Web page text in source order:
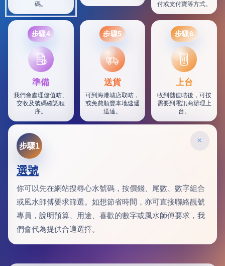
碼。
付或支付寶等方式。
步驟4
準備
我們會處理儲值咭、
交收及號碼確認程
序。
步驟5
SF
送貨
可到海港城店取咭，
或免費順豐本地速遞
送達。
步驟6
上台
收到儲值咭後，可按
需要到電訊商辦理上
台。
×
步驟1
選號
你可以先在網站搜尋心水號碼，按價錢、尾數、數字組合
或風水師傅要求篩選。如想節省時間，亦可直接聯絡靚號
專員，說明預算、用途、喜歡的數字或風水師傅要求，我
們會代為提供合適選擇。